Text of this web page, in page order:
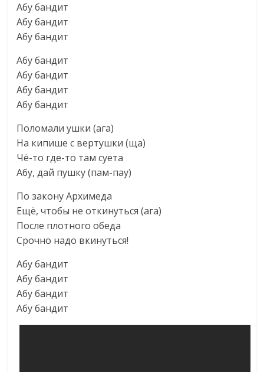
Абу бандит
Абу бандит
Абу бандит
Абу бандит
Абу бандит
Абу бандит
Абу бандит
Поломали ушки (ага)
На кипише с вертушки (ща)
Чё-то где-то там суета
Абу, дай пушку (пам-пау)
По закону Архимеда
Ещё, чтобы не откинуться (ага)
После плотного обеда
Срочно надо вкинуться!
Абу бандит
Абу бандит
Абу бандит
Абу бандит